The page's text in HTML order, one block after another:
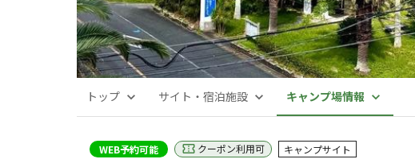
トップ サイト・宿泊施設 キャンプ場情報
WEB予約可能 クーポン利用可 キャンプサイト